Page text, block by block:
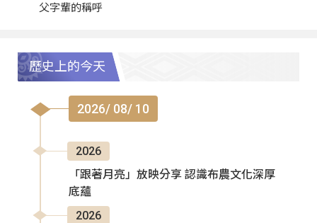
父字輩的稱呼
歷史上的今天
2026/ 08/ 10
2026
「跟著月亮」放映分享 認識布農文化深厚
底蘊
2026